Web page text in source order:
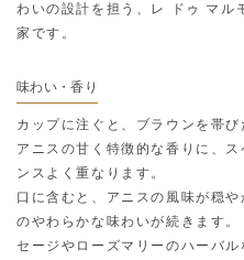
わいの設計を担う、レ ドゥ マル
家です。
味わい・香り
カップに注ぐと、ブラウンを帯び
アニスの甘く特徴的な香りに、
ンスよく重なります。
口に含むと、アニスの風味が穏
のやわらかな味わいが続きます。
セージやローズマリーのハーバ